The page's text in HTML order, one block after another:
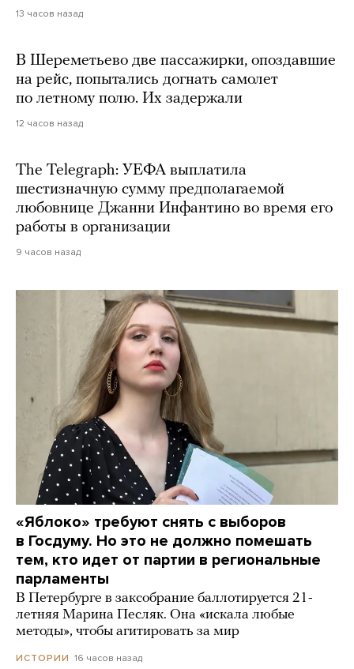
13 часов назад
В Шереметьево две пассажирки, опоздавшие
на рейс, попытались догнать самолет
по летному полю. Их задержали
12 часов назад
The Telegraph: УЕФА выплатила
шестизначную сумму предполагаемой
любовнице Джанни Инфантино во время его
работы в организации
9 часов назад
«Яблоко» требуют снять с выборов
в Госдуму. Но это не должно помешать
тем, кто идет от партии в региональные
парламенты
В Петербурге в заксобрание баллотируется 21-
летняя Марина Песляк. Она «искала любые
методы», чтобы агитировать за мир
ИСТОРИИ 16 часов назад